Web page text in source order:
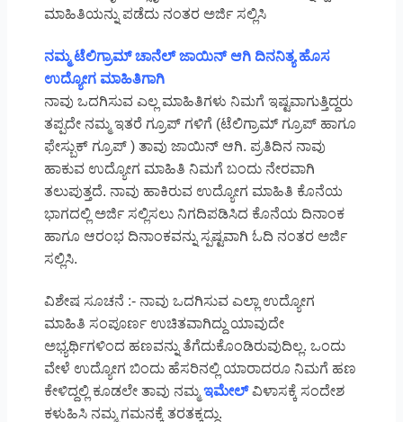
ಮಾಹಿತಿಯನ್ನು ಪಡೆದು ನಂತರ ಅರ್ಜಿ ಸಲ್ಲಿಸಿ
ನಮ್ಮ ಟೆಲಿಗ್ರಾಮ್ ಚಾನೆಲ್ ಜಾಯಿನ್ ಆಗಿ ದಿನನಿತ್ಯ ಹೊಸ
ಉದ್ಯೋಗ ಮಾಹಿತಿಗಾಗಿ
ನಾವು ಒದಗಿಸುವ ಎಲ್ಲ ಮಾಹಿತಿಗಳು ನಿಮಗೆ ಇಷ್ಟವಾಗುತ್ತಿದ್ದರು
ತಪ್ಪದೇ ನಮ್ಮ ಇತರೆ ಗ್ರೂಪ್ ಗಳಿಗೆ (ಟೆಲಿಗ್ರಾಮ್ ಗ್ರೂಪ್ ಹಾಗೂ
ಫೇಸ್ಬುಕ್ ಗ್ರೂಪ್ ) ತಾವು ಜಾಯಿನ್ ಆಗಿ. ಪ್ರತಿದಿನ ನಾವು
ಹಾಕುವ ಉದ್ಯೋಗ ಮಾಹಿತಿ ನಿಮಗೆ ಬಂದು ನೇರವಾಗಿ
ತಲುಪುತ್ತದೆ. ನಾವು ಹಾಕಿರುವ ಉದ್ಯೋಗ ಮಾಹಿತಿ ಕೊನೆಯ
ಭಾಗದಲ್ಲಿ ಅರ್ಜಿ ಸಲ್ಲಿಸಲು ನಿಗದಿಪಡಿಸಿದ ಕೊನೆಯ ದಿನಾಂಕ
ಹಾಗೂ ಆರಂಭ ದಿನಾಂಕವನ್ನು ಸ್ಪಷ್ಟವಾಗಿ ಓದಿ ನಂತರ ಅರ್ಜಿ
ಸಲ್ಲಿಸಿ.
ವಿಶೇಷ ಸೂಚನೆ :- ನಾವು ಒದಗಿಸುವ ಎಲ್ಲಾ ಉದ್ಯೋಗ
ಮಾಹಿತಿ ಸಂಪೂರ್ಣ ಉಚಿತವಾಗಿದ್ದು ಯಾವುದೇ
ಅಭ್ಯರ್ಥಿಗಳಿಂದ ಹಣವನ್ನು ತೆಗೆದುಕೊಂಡಿರುವುದಿಲ್ಲ. ಒಂದು
ವೇಳೆ ಉದ್ಯೋಗ ಬಿಂದು ಹೆಸರಿನಲ್ಲಿ ಯಾರಾದರೂ ನಿಮಗೆ ಹಣ
ಕೇಳಿದ್ದಲ್ಲಿ ಕೂಡಲೇ ತಾವು ನಮ್ಮಇಮೇಲ್ವಿಳಾಸಕ್ಕೆ ಸಂದೇಶ
ಕಳುಹಿಸಿ ನಮ್ಮ ಗಮನಕ್ಕೆ ತರತಕ್ಕದ್ದು.